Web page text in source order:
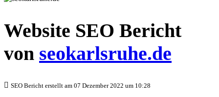
Website SEO Bericht
von seokarlsruhe.de
SEO Bericht erstellt am 07 Dezember 2022 um 10:28